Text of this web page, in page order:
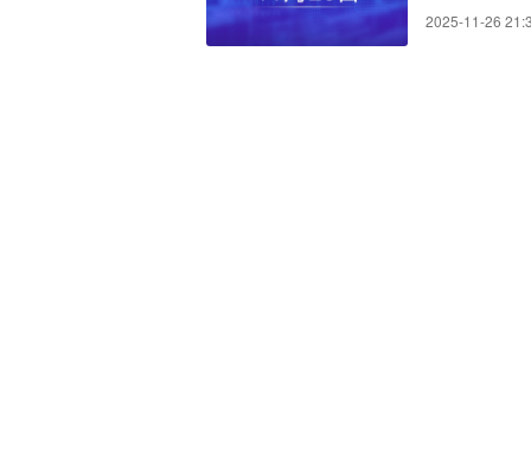
公司总股本的
2025-11-26